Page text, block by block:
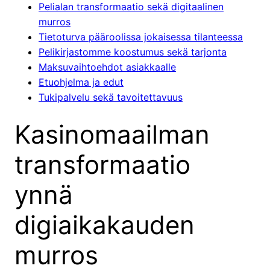
Pelialan transformaatio sekä digitaalinen
murros
Tietoturva pääroolissa jokaisessa tilanteessa
Pelikirjastomme koostumus sekä tarjonta
Maksuvaihtoehdot asiakkaalle
Etuohjelma ja edut
Tukipalvelu sekä tavoitettavuus
Kasinomaailman
transformaatio
ynnä
digiaikakauden
murros